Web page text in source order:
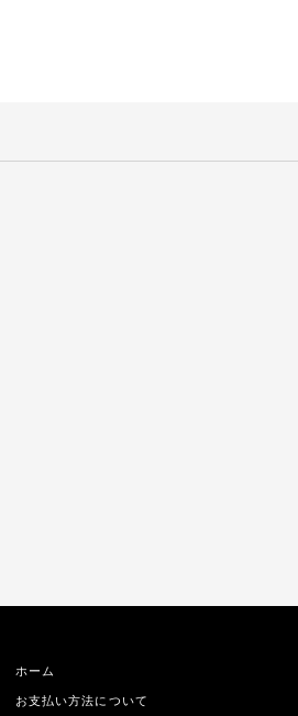
ホーム
お支払い方法について